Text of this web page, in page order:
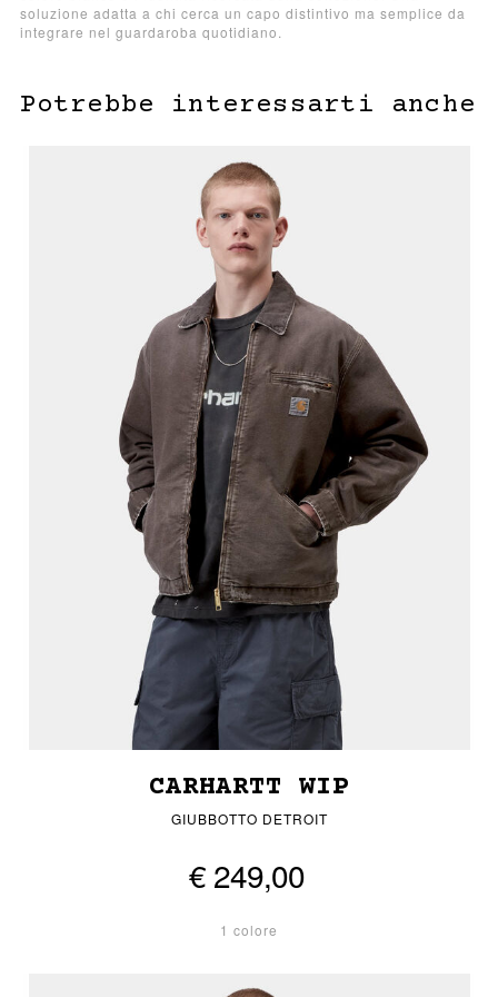
soluzione adatta a chi cerca un capo distintivo ma semplice da
integrare nel guardaroba quotidiano.
Potrebbe interessarti anche
CARHARTT WIP
GIUBBOTTO DETROIT
€ 249,00
1 colore